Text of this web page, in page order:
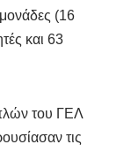
(16
και 63
του ΓΕΛ
τις